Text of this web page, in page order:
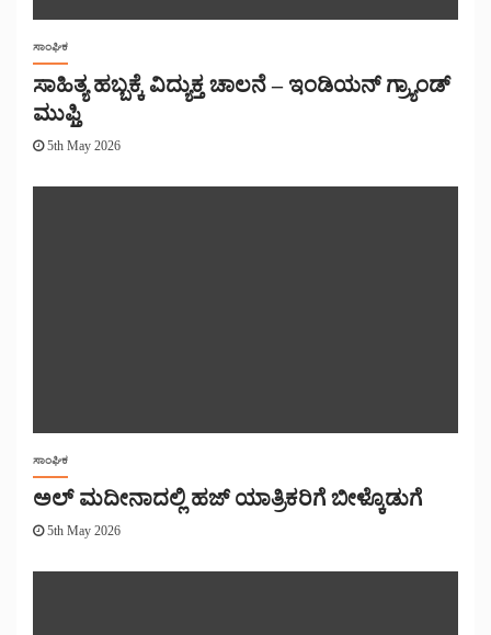
ಸಾಂಘಿಕ
ಸಾಹಿತ್ಯ ಹಬ್ಬಕ್ಕೆ ವಿದ್ಯುಕ್ತ ಚಾಲನೆ – ಇಂಡಿಯನ್ ಗ್ರ್ಯಾಂಡ್
ಮುಫ್ತಿ
5th May 2026
ಸಾಂಘಿಕ
ಅಲ್ ಮದೀನಾದಲ್ಲಿ ಹಜ್ ಯಾತ್ರಿಕರಿಗೆ ಬೀಳ್ಕೊಡುಗೆ
5th May 2026